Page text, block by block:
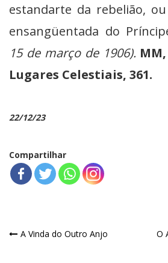
estandarte da rebelião,
ensangüentada do
15 de março de 1906).
Lugares Celestiais, 361.
22/12/23
Compartilhar
Navegação
A Vinda do Outro Anjo
O